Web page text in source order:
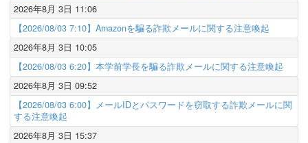
2026年8月 3日 11:06
【2026/08/03 7:10】Amazonを騙る詐欺メールに関する注意喚起
2026年8月 3日 10:05
【2026/08/03 6:20】本学前学長を騙る詐欺メールに関する注意喚起
2026年8月 3日 09:52
【2026/08/03 6:00】メールIDとパスワードを窃取する詐欺メールに関
する注意喚起
2026年8月 3日 15:37